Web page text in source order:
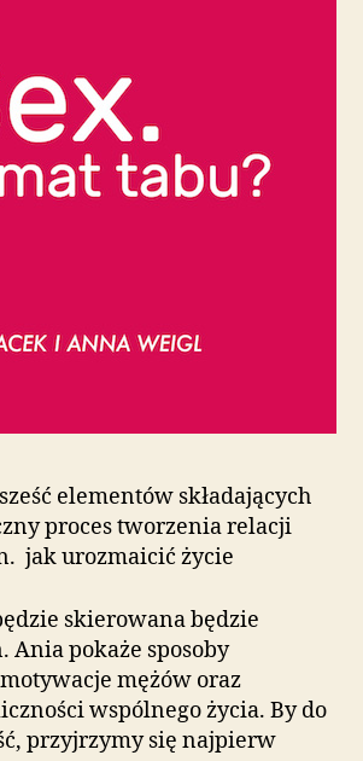
elementów składających
proces tworzenia relacji
jak urozmaicić życie
skierowana będzie
Ania pokaże sposoby
mężów oraz
wspólnego życia. By do
przyjrzymy się najpierw